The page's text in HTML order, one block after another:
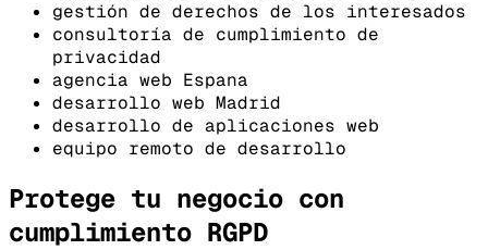
gestión de derechos de los interesados
consultoría de cumplimiento de
privacidad
agencia web Espana
desarrollo web Madrid
desarrollo de aplicaciones web
equipo remoto de desarrollo
Protege tu negocio con
cumplimiento RGPD